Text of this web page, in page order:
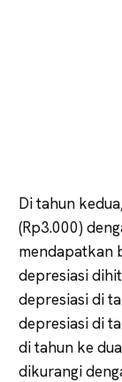
Di tahun
(Rp3.000)
mendapatkan
depresiasi
depresiasi di
depresiasi di
di tahun ke
dikurangi